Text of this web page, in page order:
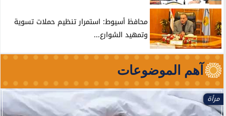
محافظ أسيوط: استمرار تنظيم حملات تسوية
وتمهيد الشوارع...
آهم الموضوعات
مرأة